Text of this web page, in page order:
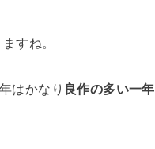
すね。
はかなり 良作の多い一年